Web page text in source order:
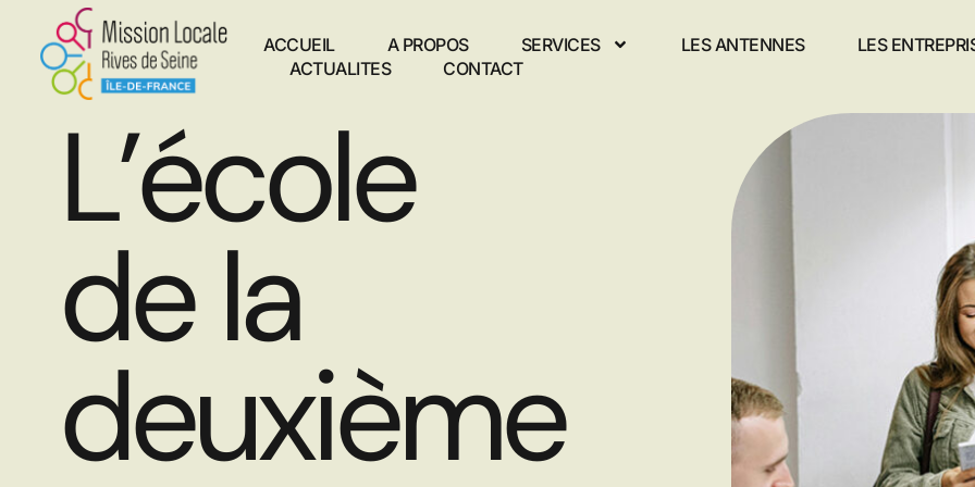
ACCUEIL A PROPOS SERVICES LES ANTENNES
LES
ACTUALITES
CONTACT
L’école
de la
deuxième